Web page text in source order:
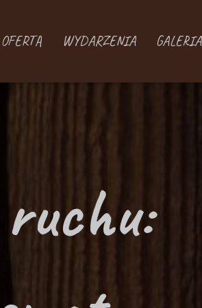
OFERTA WYDARZENIA GALERIA